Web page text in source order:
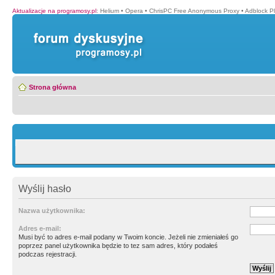
Aktualizacje na programosy.pl: Helium • Opera • ChrisPC Free Anonymous Proxy • Adblock
Strona główna
Wyślij hasło
Nazwa użytkownika:
Adres e-mail:
Musi być to adres e-mail podany w Twoim koncie. Jeżeli nie zmieniałeś go
poprzez panel użytkownika będzie to tez sam adres, który podałeś
podczas rejestracji.